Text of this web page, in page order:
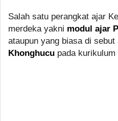
Salah satu perangkat ajar
merdeka yakni modul ajar
ataupun yang biasa di sebut
Khonghucu pada kurikulum